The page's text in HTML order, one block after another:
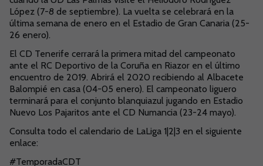
López (7-8 de septiembre). La vuelta se celebrará en la
última semana de enero en el Estadio de Gran Canaria (25-
26 enero).
El CD Tenerife cerrará la primera mitad del campeonato
ante el RC Deportivo de la Coruña en Riazor en el último
encuentro de 2019. Abrirá el 2020 recibiendo al Albacete
Balompié en casa (04-05 enero). El campeonato liguero
terminará para el conjunto blanquiazul jugando en Estadio
Nuevo Los Pajaritos ante el CD Numancia (23-24 mayo).
Consulta todo el calendario de LaLiga 1|2|3 en el siguiente
enlace:
#TemporadaCDT